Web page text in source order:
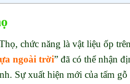
chức năng là vật liệu ốp
ngoài trời” đã có thể nhận
Sự xuất hiện mới của tấm